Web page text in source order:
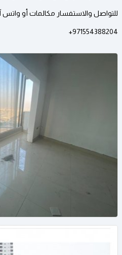
للتواصل والاستفسار مكالمات أو واتس
971554388204+